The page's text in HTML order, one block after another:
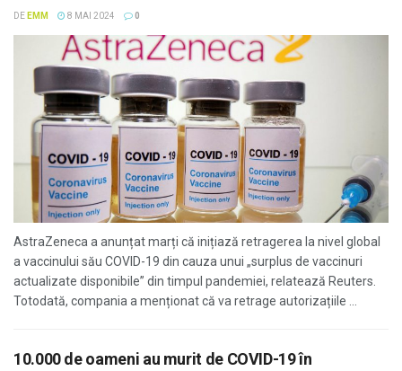
DE EMM 8 MAI 2024 0
AstraZeneca a anunțat marți că inițiază retragerea la nivel global
a vaccinului său COVID-19 din cauza unui „surplus de vaccinuri
actualizate disponibile” din timpul pandemiei, relatează Reuters.
Totodată, compania a menționat că va retrage autorizațiile ...
10.000 de oameni au murit de COVID-19 în